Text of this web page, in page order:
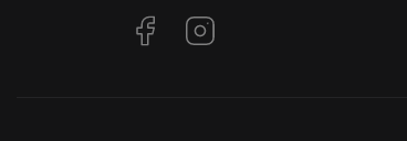
Facebook